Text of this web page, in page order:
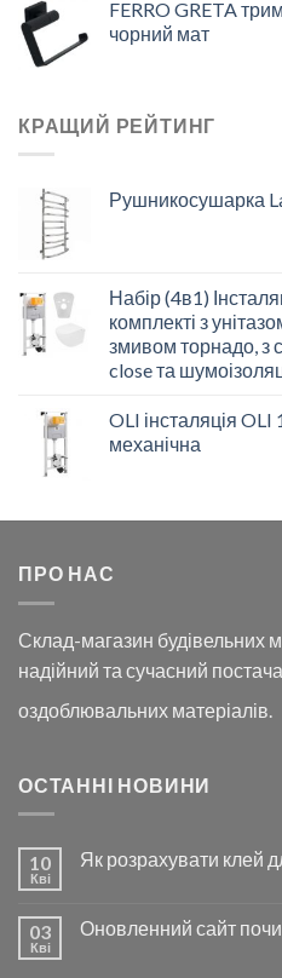
FERRO GRETA
чорний мат
КРАЩИЙ РЕЙТИНГ
Рушникосушарка
Набір (4в1)
комплекті з
змивом торнадо, з
close та
OLI інсталяція OLI
механічна
ПРО НАС
Склад-магазин будівельних
надійний та сучасний
оздоблювальних матеріалів.
ОСТАННІ НОВИНИ
10
Кві
Як розрахувати клей
03
Кві
Оновленний сайт